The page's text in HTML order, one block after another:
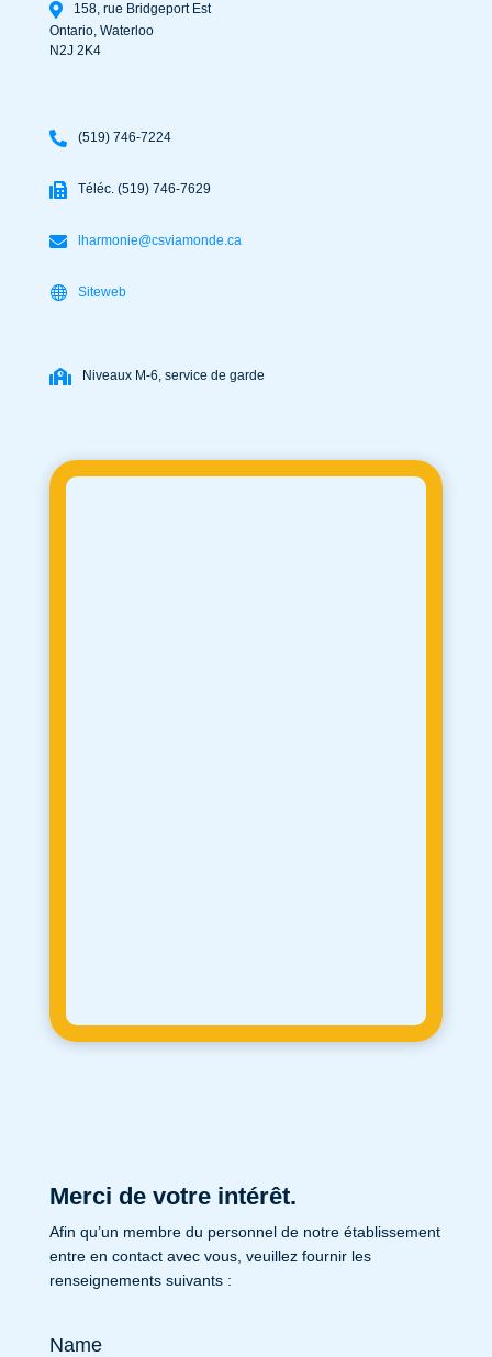
158, rue Bridgeport Est
Ontario, Waterloo
N2J 2K4
(519) 746-7224
Téléc. (519) 746-7629
lharmonie@csviamonde.ca
Siteweb
Niveaux M-6, service de garde
Merci de votre intérêt.
Afin qu’un membre du personnel de notre établissement
entre en contact avec vous, veuillez fournir les
renseignements suivants :
Name